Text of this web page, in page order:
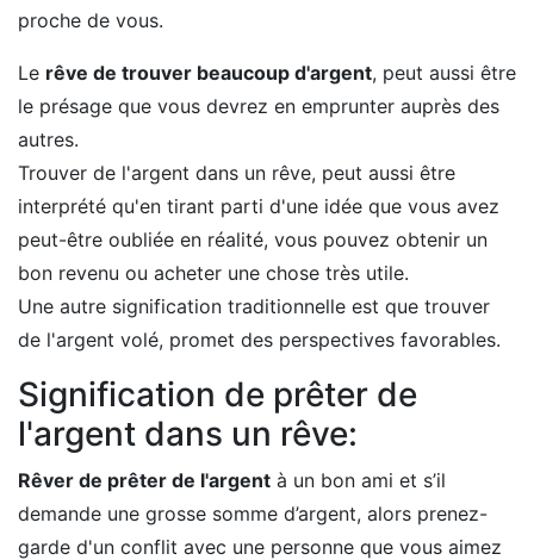
proche de vous.
Le rêve de trouver beaucoup d'argent, peut aussi être
le présage que vous devrez en emprunter auprès des
autres.
Trouver de l'argent dans un rêve, peut aussi être
interprété qu'en tirant parti d'une idée que vous avez
peut-être oubliée en réalité, vous pouvez obtenir un
bon revenu ou acheter une chose très utile.
Une autre signification traditionnelle est que trouver
de l'argent volé, promet des perspectives favorables.
Signification de prêter de
l'argent dans un rêve:
Rêver de prêter de l'argent à un bon ami et s’il
demande une grosse somme d’argent, alors prenez-
garde d'un conflit avec une personne que vous aimez